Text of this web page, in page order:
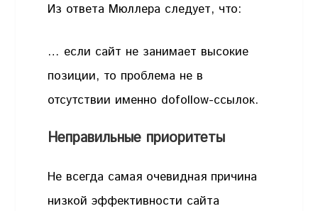
Из ответа Мюллера следует, что:
… если сайт не занимает высокие
позиции, то проблема не в
отсутствии именно dofollow-ссылок.
Неправильные приоритеты
Не всегда самая очевидная причина
низкой эффективности сайта